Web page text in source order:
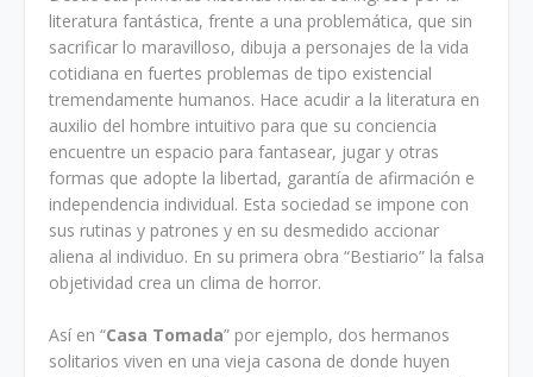
literatura fantástica, frente a una problemática, que sin
sacrificar lo maravilloso, dibuja a personajes de la vida
cotidiana en fuertes problemas de tipo existencial
tremendamente humanos. Hace acudir a la literatura en
auxilio del hombre intuitivo para que su conciencia
encuentre un espacio para fantasear, jugar y otras
formas que adopte la libertad, garantía de afirmación e
independencia individual. Esta sociedad se impone con
sus rutinas y patrones y en su desmedido accionar
aliena al individuo. En su primera obra “Bestiario” la falsa
objetividad crea un clima de horror.
Así en “Casa Tomada” por ejemplo, dos hermanos
solitarios viven en una vieja casona de donde huyen